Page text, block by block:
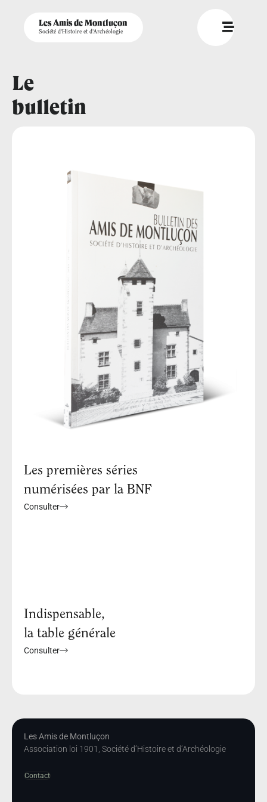
Les Amis de Montluçon
Société d'Histoire et d'Archéologie
Le
bulletin
Les premières séries
numérisées par la BNF
Consulter
Indispensable,
la table générale
Consulter
Les Amis de Montluçon
Association loi 1901, Société d’Histoire et d’Archéologie
Contact